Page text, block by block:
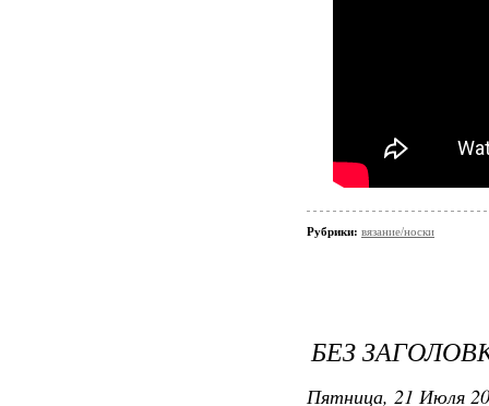
Рубрики: вязание/носки
БЕЗ
Пятница, 21 Июля